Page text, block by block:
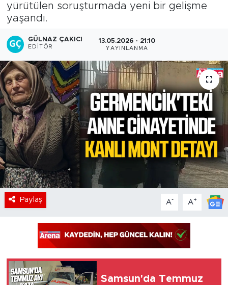
yürütülen soruşturmada yeni bir gelişme
yaşandı.
GÜLNAZ ÇAKICI
EDITÖR
13.05.2026 - 21:10
YAYINLANMA
Paylaş A- A+
Samsun'da Temmuz